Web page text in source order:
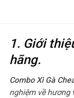
1. Giới
hãng.
Combo Xì Gà
nghiệm về hương